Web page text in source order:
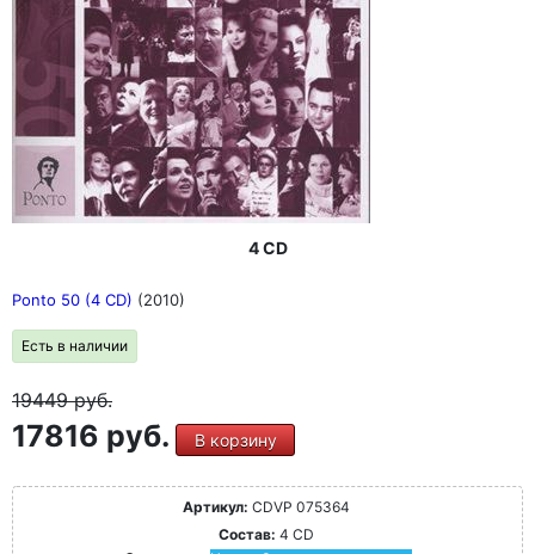
4 CD
Ponto 50 (4 CD) (2010)
Есть в наличии
19449руб.
17816 руб. В корзину
Артикул: CDVP 075364
Состав: 4 CD